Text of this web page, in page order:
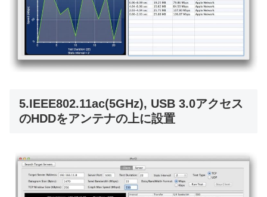
5.IEEE802.11ac(5GHz), USB 3.0アクセス
のHDDをアンテナの上に設置